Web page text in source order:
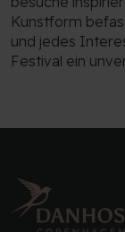
Kunstform
und jedes
Festival ein